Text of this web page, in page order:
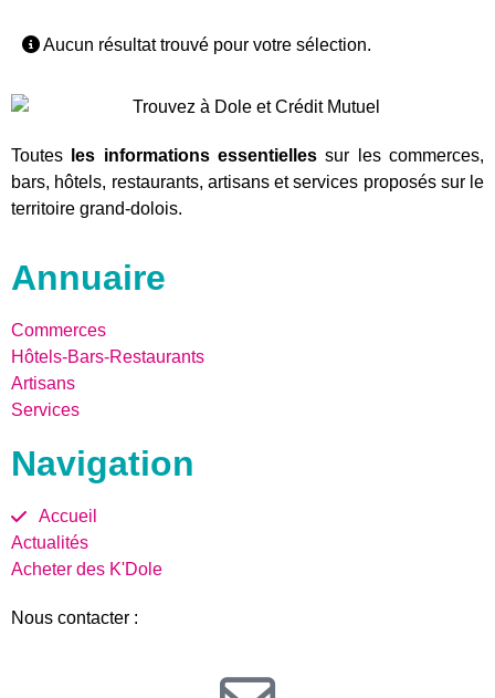
Aucun résultat trouvé pour votre sélection.
Toutes les informations essentielles sur les commerces,
bars, hôtels, restaurants, artisans et services proposés sur le
territoire grand-dolois.
Annuaire
Commerces
Hôtels-Bars-Restaurants
Artisans
Services
Navigation
Accueil
Actualités
Acheter des K'Dole
Nous contacter :